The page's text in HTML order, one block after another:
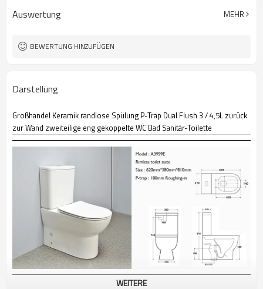
Auswertung MEHR
BEWERTUNG HINZUFÜGEN
Darstellung
Großhandel Keramik randlose Spülung P-Trap Dual Flush 3 / 4,5L zurück
zur Wand zweiteilige eng gekoppelte WC Bad Sanitär-Toilette
WEITERE